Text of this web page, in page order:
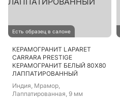
Есть образец в салоне
КЕРАМОГРАНИТ LAPARET
CARRARA PRESTIGE
КЕРАМОГРАНИТ БЕЛЫЙ 80X80
ЛАППАТИРОВАННЫЙ
Индия, Мрамор,
Лаппатированная, 9 мм